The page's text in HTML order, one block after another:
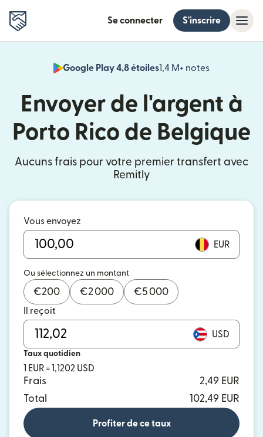
Se connecter S'inscrire
Google Play 4,8 étoiles1,4 M+ notes
Envoyer de l'argent à
Porto Rico de Belgique
Aucuns frais pour votre premier transfert avec
Remitly
Vous envoyez
EUR
Ou sélectionnez un montant
€200 €2 000 €5 000
Il reçoit
USD
Taux quotidien
1 EUR = 1,1202 USD
Frais
2,49 EUR
Total
102,49 EUR
Profiter de ce taux